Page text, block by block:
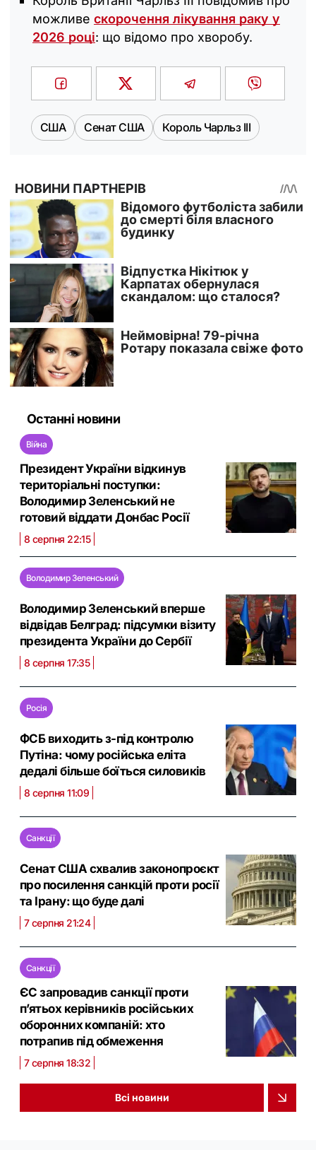
можливе скорочення лікування раку у
2026 році: що відомо про хворобу.
США Сенат США Король Чарльз III
Останні новини
Війна
Президент України відкинув
територіальні поступки:
Володимир Зеленський не
готовий віддати Донбас Росії
8 серпня 22:15
Володимир Зеленський
Володимир Зеленський вперше
відвідав Белград: підсумки візиту
президента України до Сербії
8 серпня 17:35
Росія
ФСБ виходить з-під контролю
Путіна: чому російська еліта
дедалі більше боїться силовиків
8 серпня 11:09
Санкції
Сенат США схвалив законопроєкт
про посилення санкцій проти росії
та Ірану: що буде далі
7 серпня 21:24
Санкції
ЄС запровадив санкції проти
п’ятьох керівників російських
оборонних компаній: хто
потрапив під обмеження
7 серпня 18:32
Всі новини